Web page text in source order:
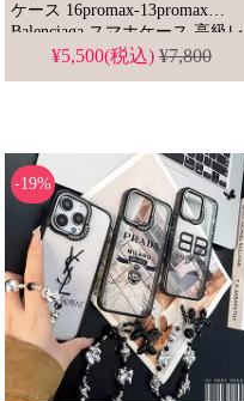
ケース 16promax-13promax
Balenciaga スマホケース 高級レ
ザー 男女 ペアルック
¥5,500(税込)¥7,800
-19%